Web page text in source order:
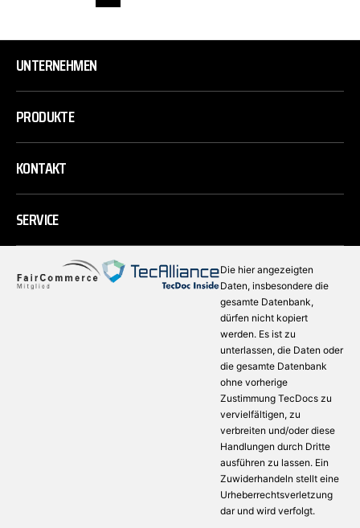
UNTERNEHMEN
PRODUKTE
KONTAKT
SERVICE
Die hier angezeigten
Daten, insbesondere die
gesamte Datenbank,
dürfen nicht kopiert
werden. Es ist zu
unterlassen, die Daten oder
die gesamte Datenbank
ohne vorherige
Zustimmung TecDocs zu
vervielfältigen, zu
verbreiten und/oder diese
Handlungen durch Dritte
ausführen zu lassen. Ein
Zuwiderhandeln stellt eine
Urheberrechtsverletzung
dar und wird verfolgt.